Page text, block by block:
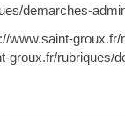
demarches-
www.saint-
groux.fr/